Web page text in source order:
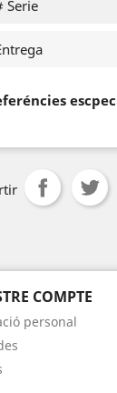
Serie
COMPTE
personal